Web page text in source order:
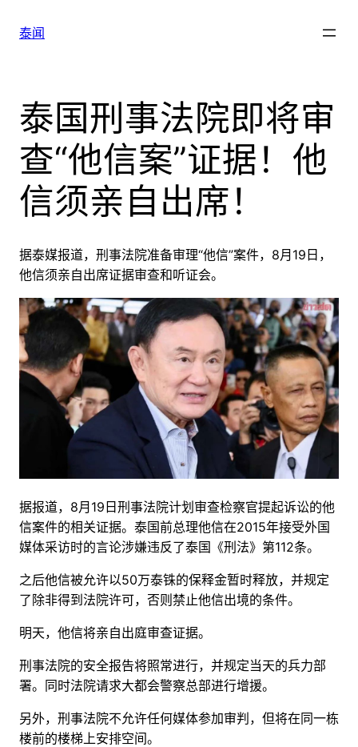
泰闻
泰国刑事法院即将审
查“他信案”证据！他
信须亲自出席！
据泰媒报道，刑事法院准备审理“他信”案件， 8月 19 日，
他信须亲自出席证据审查和听证会。
据报道， 8月19日刑事法院计划审查检察官提起诉讼的他
信案件的相关证据。泰国前总理他信在2015年接受外国
媒体采访时的言论涉嫌违反了泰国《刑法》第112条。
之后他信被允许以50万泰铢的保释金暂时释放，并规定
了除非得到法院许可，否则禁止他信出境的条件。
明天，他信将亲自出庭审查证据。
刑事法院的安全报告将照常进行，并规定当天的兵力部
署。同时法院请求大都会警察总部进行增援。
另外，刑事法院不允许任何媒体参加审判，但将在同一栋
楼前的楼梯上安排空间。